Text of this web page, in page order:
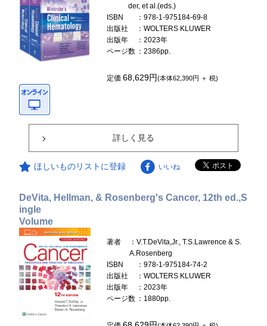
der, et al.(eds.)
ISBN
：978-1-975184-69-8
出版社
：WOLTERS KLUWER
出版年
：2023年
ページ数 ：2386pp.
定価68,629円(本体62,390円 ＋ 税)
詳しく見る
ほしいものリストに登録 いいね
DeVita, Hellman, & Rosenberg's Cancer, 12th ed.,S
ingle
Volume
著者
：V.T.DeVita,Jr., T.S.Lawrence & S.
A.Rosenberg
ISBN
：978-1-975184-74-2
出版社
：WOLTERS KLUWER
出版年
：2023年
ページ数 ：1880pp.